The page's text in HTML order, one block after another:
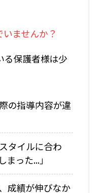
ませんか？
る保護者様は少
の指導内容が違
タイルに合わ
った...」
成績が伸びなか